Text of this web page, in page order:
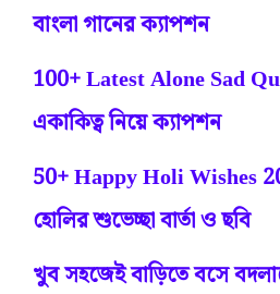
বাংলা গানের ক্যাপশন
100+ Latest Alone Sad
একাকিত্ব নিয়ে ক্যাপশন
50+ Happy Holi Wishes
হোলির শুভেচ্ছা বার্তা ও ছবি
খুব সহজেই বাড়িতে বসে